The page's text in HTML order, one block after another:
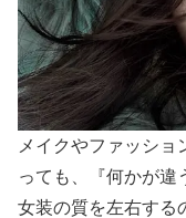
メイクやファッシ
っても、『何かが違
女装の質を左右する